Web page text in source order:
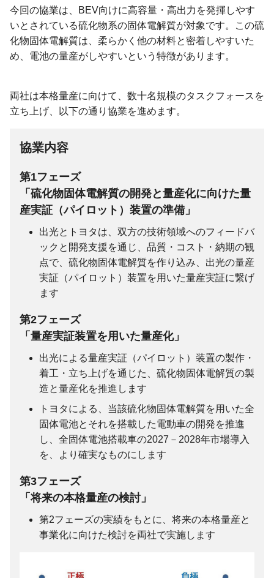
今回の協業は、BEV向けに高容量・高出力を発揮しやす
いとされている硫化物系の固体電解質が対象です。この硫
化物固体電解質は、柔らかく他の材料と密着しやすいた
め、電池の量産がしやすいという特徴があります。
両社は本格量産に向けて、数十名規模のタスクフォースを
立ち上げ、以下の通り協業を進めます。
協業内容
第1フェーズ
「硫化物固体電解質の開発と量産化に向けた量
産実証（パイロット）装置の準備」
出光とトヨタは、双方の技術領域へのフィードバ
ックと開発支援を通じ、品質・コスト・納期の観
点で、硫化物固体電解質を作り込み、出光の量産
実証（パイロット）装置を用いた量産実証に繋げ
ます
第2フェーズ
「量産実証装置を用いた量産化」
出光による量産実証（パイロット）装置の製作・
着工・立ち上げを通じた、硫化物固体電解質の製
造と量産化を推進します
トヨタによる、当該硫化物固体電解質を用いた全
固体電池とそれを搭載した電動車の開発を推進
し、全固体電池搭載車の2027－2028年市場導入
を、より確実なものにします
第3フェーズ
「将来の本格量産の検討」
第2フェーズの実績をもとに、将来の本格量産と
事業化に向けた検討を両社で実施します